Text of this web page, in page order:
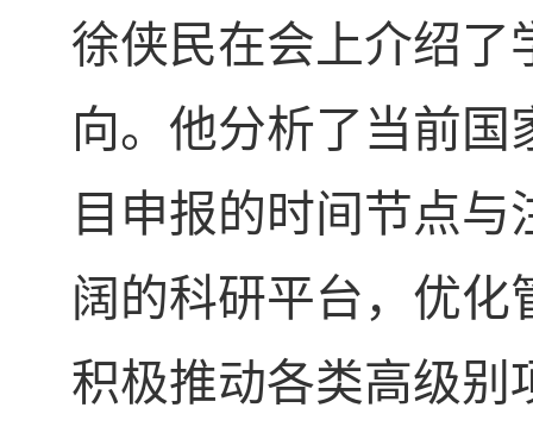
徐侠民在会上介绍了
向。他分析了当前
目申报的时间节点
阔的科研平台，优
积极推动各类高级别